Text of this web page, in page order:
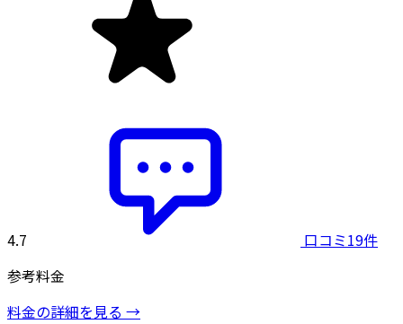
4.7
口コミ19件
参考料金
料金の詳細を見る →